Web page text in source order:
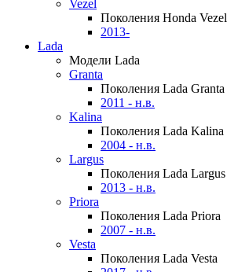
Vezel
Поколения Honda Vezel
2013-
Lada
Модели Lada
Granta
Поколения Lada Granta
2011 - н.в.
Kalina
Поколения Lada Kalina
2004 - н.в.
Largus
Поколения Lada Largus
2013 - н.в.
Priora
Поколения Lada Priora
2007 - н.в.
Vesta
Поколения Lada Vesta